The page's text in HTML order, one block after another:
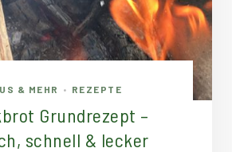
& MEHR • REZEPTE
Grundrezept –
schnell & lecker